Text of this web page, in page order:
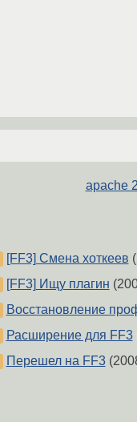
apache
[FF3] Смена хоткеев
[FF3] Ищу плагин
Восстановление
Расширение для FF3
Перешел на FF3